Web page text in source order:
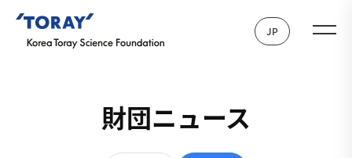
JP
財団ニュース